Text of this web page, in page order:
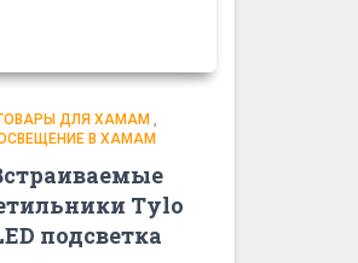
ДЛЯ ХАМАМ ,
В ХАМАМ
Tylo
подсветка